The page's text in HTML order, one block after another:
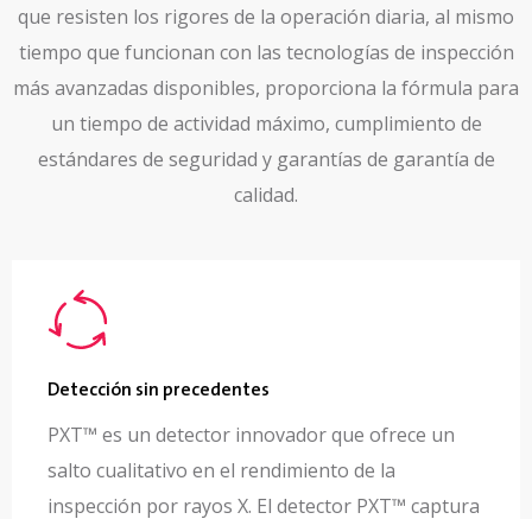
que resisten los rigores de la operación diaria, al mismo
tiempo que funcionan con las tecnologías de inspección
más avanzadas disponibles, proporciona la fórmula para
un tiempo de actividad máximo, cumplimiento de
estándares de seguridad y garantías de garantía de
calidad.
Detección sin precedentes
PXT™ es un detector innovador que ofrece un
salto cualitativo en el rendimiento de la
inspección por rayos X. El detector PXT™ captura